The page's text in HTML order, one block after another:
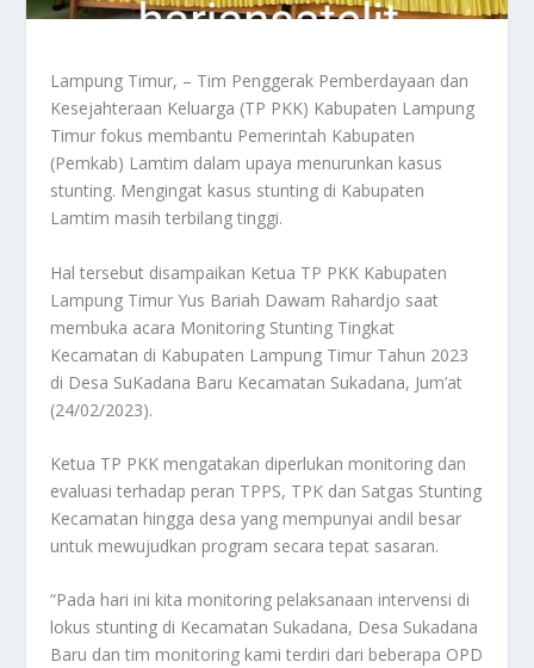
Lampung Timur, – Tim Penggerak Pemberdayaan dan
Kesejahteraan Keluarga (TP PKK) Kabupaten Lampung
Timur fokus membantu Pemerintah Kabupaten
(Pemkab) Lamtim dalam upaya menurunkan kasus
stunting. Mengingat kasus stunting di Kabupaten
Lamtim masih terbilang tinggi.
Hal tersebut disampaikan Ketua TP PKK Kabupaten
Lampung Timur Yus Bariah Dawam Rahardjo saat
membuka acara Monitoring Stunting Tingkat
Kecamatan di Kabupaten Lampung Timur Tahun 2023
di Desa SuKadana Baru Kecamatan Sukadana, Jum’at
(24/02/2023).
Ketua TP PKK mengatakan diperlukan monitoring dan
evaluasi terhadap peran TPPS, TPK dan Satgas Stunting
Kecamatan hingga desa yang mempunyai andil besar
untuk mewujudkan program secara tepat sasaran.
“Pada hari ini kita monitoring pelaksanaan intervensi di
lokus stunting di Kecamatan Sukadana, Desa Sukadana
Baru dan tim monitoring kami terdiri dari beberapa OPD